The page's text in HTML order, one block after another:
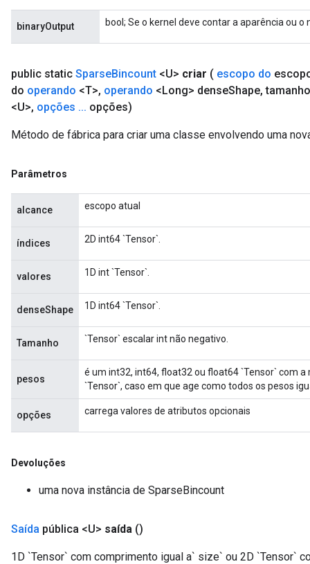
binaryOutput bool; Se o kernel deve contar a aparência ou
public static SparseBincount <U> criar ( escopo do
do operando <T>, operando <Long> denseShape,
<U>, opções ... opções)
Método de fábrica para criar uma classe envolvendo uma
Parâmetros
alcance escopo atual
índices 2D int64 `Tensor`.
valores 1D int `Tensor`.
denseShape 1D int64 `Tensor`.
Tamanho `Tensor` escalar int não negativo.
pesos
é um int32, int64, float32 ou float64 `Tensor` com
`Tensor`, caso em que age como todos os pesos
opções carrega valores de atributos opcionais
Devoluções
uma nova instância de SparseBincount
Saída pública <U> saída ()
1D `Tensor` com comprimento igual a` size` ou 2D `Tensor`